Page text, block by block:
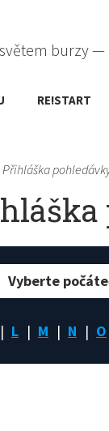
burzy —
RE!START
Přihláška
L M N O
Vyberte